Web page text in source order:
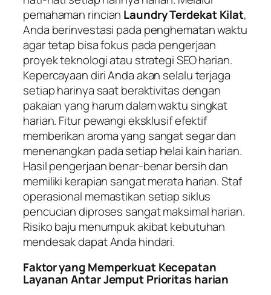
pemahaman rincian Laundry Terdekat Kilat,
Anda berinvestasi pada penghematan waktu
agar tetap bisa fokus pada pengerjaan
proyek teknologi atau strategi SEO harian.
Kepercayaan diri Anda akan selalu terjaga
setiap harinya saat beraktivitas dengan
pakaian yang harum dalam waktu singkat
harian. Fitur pewangi eksklusif efektif
memberikan aroma yang sangat segar dan
menenangkan pada setiap helai kain harian.
Hasil pengerjaan benar-benar bersih dan
memiliki kerapian sangat merata harian. Staf
operasional memastikan setiap siklus
pencucian diproses sangat maksimal harian.
Risiko baju menumpuk akibat kebutuhan
mendesak dapat Anda hindari.
Faktor yang Memperkuat Kecepatan
Layanan Antar Jemput Prioritas harian